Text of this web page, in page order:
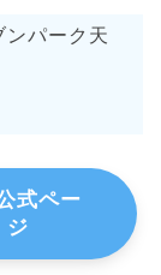
パーク天
式ペー
ジ